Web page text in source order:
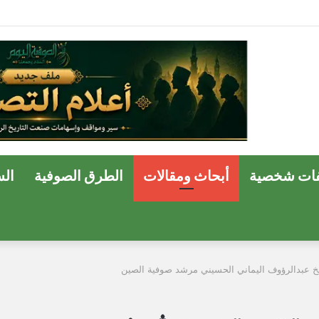
وسفير الحب الإلهي في مصر
شخصية أبحاث ومقالات الطرق الصوفية
عبدالرؤوف اليماني الحسيني مرشد صوفية الصين